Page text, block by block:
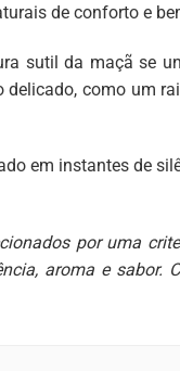
de conforto e
sutil da maçã se
como um
em instantes de
por uma
aroma e sabor.